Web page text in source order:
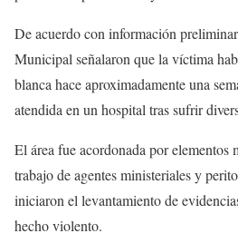
De acuerdo con información
Municipal señalaron que la víctima
blanca hace aproximadamente una
atendida en un hospital tras sufrir
El área fue acordonada por elementos
trabajo de agentes ministeriales y
iniciaron el levantamiento de
hecho violento.